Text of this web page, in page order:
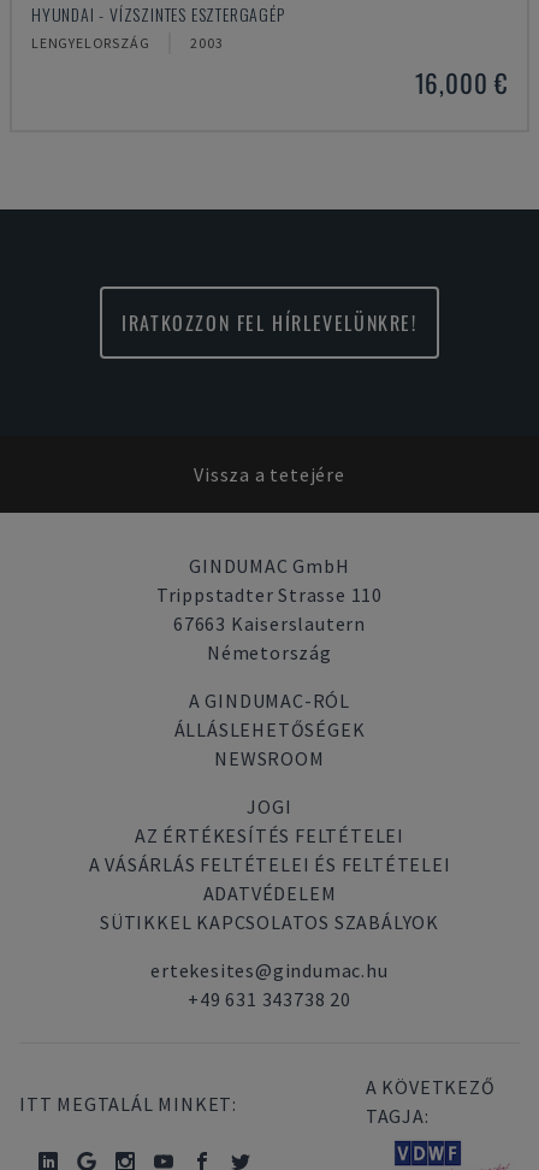
HYUNDAI - VÍZSZINTES ESZTERGAGÉP
LENGYELORSZÁG 2003
16,000 €
IRATKOZZON FEL HÍRLEVELÜNKRE!
Vissza a tetejére
GINDUMAC GmbH
Trippstadter Strasse 110
67663 Kaiserslautern
Németország
A GINDUMAC-RÓL
ÁLLÁSLEHETŐSÉGEK
NEWSROOM
JOGI
AZ ÉRTÉKESÍTÉS FELTÉTELEI
A VÁSÁRLÁS FELTÉTELEI ÉS FELTÉTELEI
ADATVÉDELEM
SÜTIKKEL KAPCSOLATOS SZABÁLYOK
ertekesites@gindumac.hu
+49 631 343738 20
ITT MEGTALÁL MINKET:
A KÖVETKEZŐ
TAGJA: